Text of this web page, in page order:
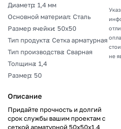
Диаметр: 1,4 мм
Основной материал: Сталь
Размер ячейки: 50х50
Тип продукта: Сетка арматурная
Тип производства: Сварная
Толщина: 1,4
Размер: 50
Описание
Придайте прочность и долгий
срок службы вашим проектам с
сеткой арматурной 50х50х1,4
не